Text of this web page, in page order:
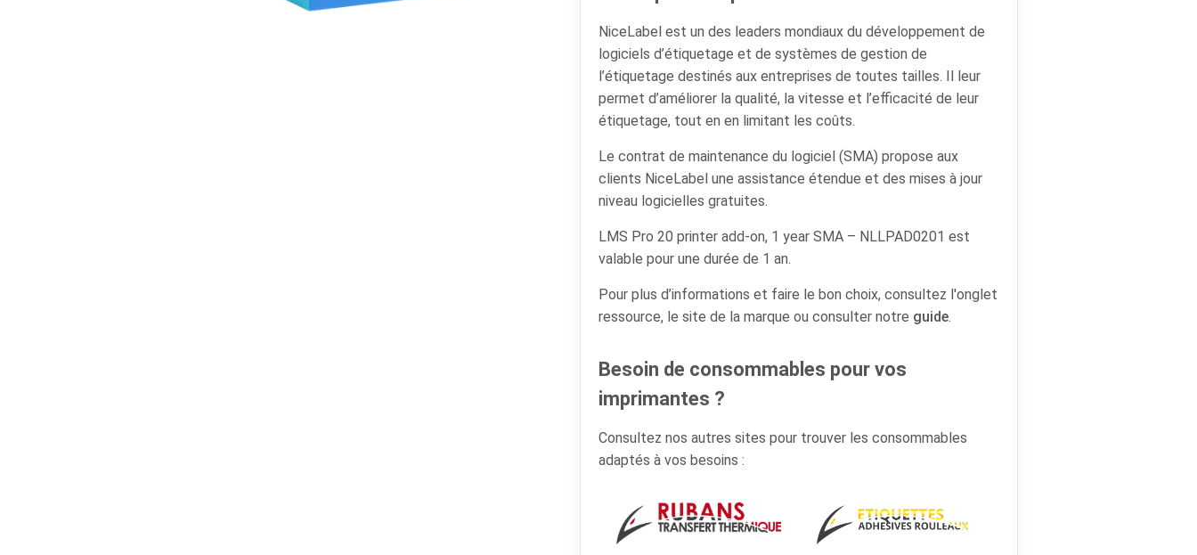
NiceLabel est un des leaders mondiaux du développement de
logiciels d’étiquetage et de systèmes de gestion de
l’étiquetage destinés aux entreprises de toutes tailles. Il leur
permet d’améliorer la qualité, la vitesse et l’efficacité de leur
étiquetage, tout en en limitant les coûts.
Le contrat de maintenance du logiciel (SMA) propose aux
clients NiceLabel une assistance étendue et des mises à jour
niveau logicielles gratuites.
LMS Pro 20 printer add-on, 1 year SMA – NLLPAD0201 est
valable pour une durée de 1 an.
Pour plus d’informations et faire le bon choix, consultez l'onglet
ressource, le site de la marque ou consulter notre guide.
Besoin de consommables pour vos
imprimantes ?
Consultez nos autres sites pour trouver les consommables
adaptés à vos besoins :